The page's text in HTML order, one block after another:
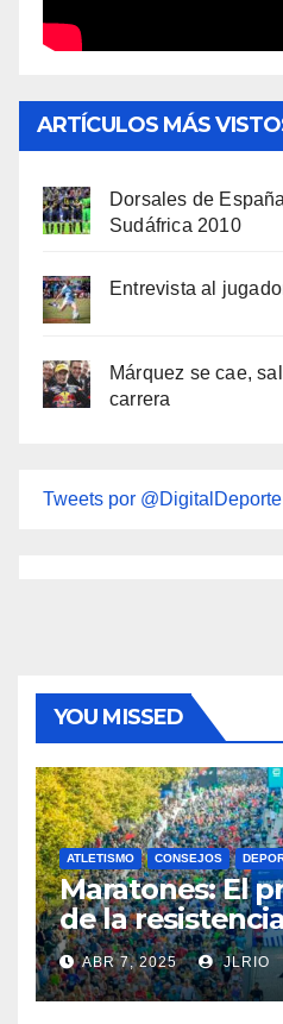
ARTÍCULOS MÁS
Dorsales de
Sudáfrica 2010
Entrevista al
Márquez se cae,
carrera
Tweets por @DigitalDeporte
YOU MISSED
ATLETISMO CONSEJOS
Maratones: El
de la
ABR 7, 2025 JLRIO